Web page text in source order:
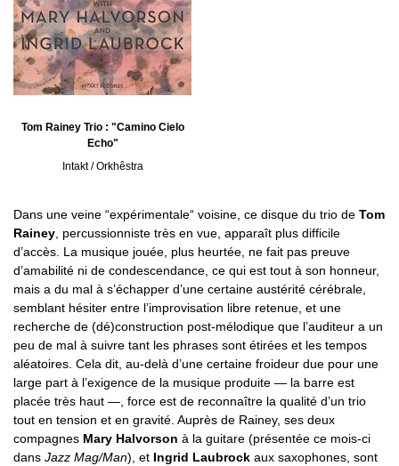
Tom Rainey Trio : "Camino Cielo
Echo"
Intakt / Orkhêstra
Dans une veine “expérimentale“ voisine, ce disque du trio de Tom
Rainey, percussionniste très en vue, apparaît plus difficile
d’accès. La musique jouée, plus heurtée, ne fait pas preuve
d’amabilité ni de condescendance, ce qui est tout à son honneur,
mais a du mal à s’échapper d’une certaine austérité cérébrale,
semblant hésiter entre l’improvisation libre retenue, et une
recherche de (dé)construction post-mélodique que l’auditeur a un
peu de mal à suivre tant les phrases sont étirées et les tempos
aléatoires. Cela dit, au-delà d’une certaine froideur due pour une
large part à l’exigence de la musique produite — la barre est
placée très haut —, force est de reconnaître la qualité d’un trio
tout en tension et en gravité. Auprès de Rainey, ses deux
compagnes Mary Halvorson à la guitare (présentée ce mois-ci
dans Jazz Mag/Man), et Ingrid Laubrock aux saxophones, sont